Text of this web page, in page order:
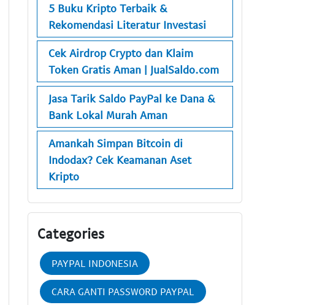
5 Buku Kripto Terbaik &
Rekomendasi Literatur Investasi
Cek Airdrop Crypto dan Klaim
Token Gratis Aman | JualSaldo.com
Jasa Tarik Saldo PayPal ke Dana &
Bank Lokal Murah Aman
Amankah Simpan Bitcoin di
Indodax? Cek Keamanan Aset
Kripto
Categories
PAYPAL INDONESIA
CARA GANTI PASSWORD PAYPAL